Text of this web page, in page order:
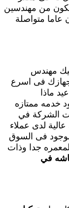
من مهندسين
متواصلة
مهندس
فى اسرع
ماذا
خدمه ممتازه
الشركة في
لدى عملاء
فى السوق
جدا وذات
في